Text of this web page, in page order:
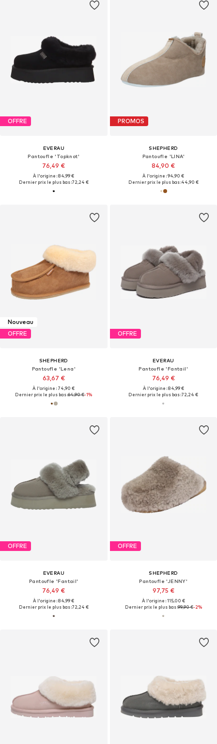
OFFRE
EVERAU
Pantoufle 'Topknot'
76,49 €
À l'origine : 84,99 €
Dernier prix le plus bas :72,24 €
PROMOS
SHEPHERD
Pantoufle 'LINA'
84,90 €
À l'origine : 94,90 €
Dernier prix le plus bas :44,90 €
Nouveau
OFFRE
SHEPHERD
Pantoufle 'Lena'
63,67 €
À l'origine : 74,90 €
Dernier prix le plus bas :64,90 €-1%
OFFRE
EVERAU
Pantoufle 'Fantail'
76,49 €
À l'origine : 84,99 €
Dernier prix le plus bas :72,24 €
OFFRE
EVERAU
Pantoufle 'Fantail'
76,49 €
À l'origine : 84,99 €
Dernier prix le plus bas :72,24 €
OFFRE
SHEPHERD
Pantoufle 'JENNY'
97,75 €
À l'origine : 115,00 €
Dernier prix le plus bas :99,90 €-2%